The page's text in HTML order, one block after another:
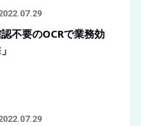
不要のOCRで業務効